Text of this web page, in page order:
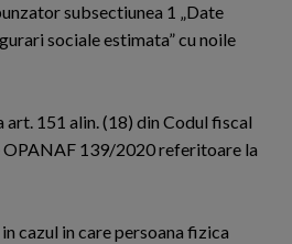
subsectiunea 1 „Date
sociale estimata” cu noile
151 alin. (18) din Codul fiscal
139/2020 referitoare la
cazul in care persoana fizica